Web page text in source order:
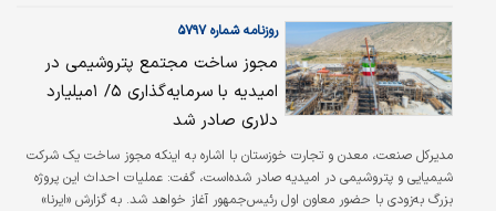
اینکه فعالیت بخش مسکن یک‌‌چهارم از کل اقتصاد این کشور را تشکیل می‌دهد، بنا
دارد با تحریک تقاضا در این بخش، موتور سرمایه‌گذاری در بازار مسکن را به کار
بیندازد.
روزنامه شماره ۵۷۹۷
مجوز ساخت مجتمع پتروشیمی در
امیدیه با سرمایه‌گذاری ۵/ ۱‌میلیارد
دلاری صادر شد
مدیرکل صنعت، معدن و تجارت خوزستان با اشاره به اینکه مجوز ساخت یک شرکت
شیمیایی و پتروشیمی در امیدیه صادر شده‌است، گفت: عملیات احداث این پروژه
بزرگ به‌زودی با حضور معاون اول رئیس‌جمهور آغاز خواهد شد. به گزارش «ایرنا»